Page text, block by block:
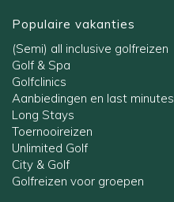
Populaire vakanties
(Semi) all inclusive golfreizen
Golf & Spa
Golfclinics
Aanbiedingen en last minutes
Long Stays
Toernooireizen
Unlimited Golf
City & Golf
Golfreizen voor groepen